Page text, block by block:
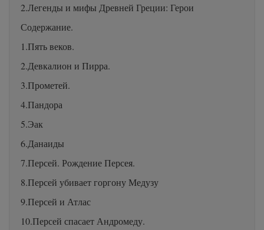
2.Легенды и мифы Древней Греции: Герои
Содержание.
1.Пять веков.
2.Девкалион и Пирра.
3.Прометей.
4.Пандора
5.Эак
6.Данаиды
7.Персей. Рождение Персея.
8.Персей убивает горгону Медузу
9.Персей и Атлас
10.Персей спасает Андромеду.